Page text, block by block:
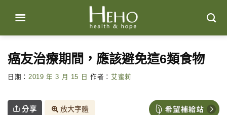
content
癌友治療期間，應該避免這6類食物
日期： 2019 年 3 月 15 日 作者： 艾蜜莉
分享 放大字體